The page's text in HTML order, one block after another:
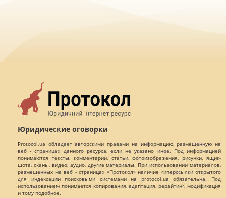
Юридические оговорки
Protocol.ua обладает авторскими правами на информацию, размещенную на
веб - страницах данного ресурса, если не указано иное. Под информацией
понимаются тексты, комментарии, статьи, фотоизображения, рисунки, ящик-
шота, сканы, видео, аудио, другие материалы. При использовании материалов,
размещенных на веб - страницах «Протокол» наличие гиперссылки открытого
для индексации поисковыми системами на protocol.ua обязательна. Под
использованием понимается копирования, адаптация, рерайтинг, модификация
и тому подобное.